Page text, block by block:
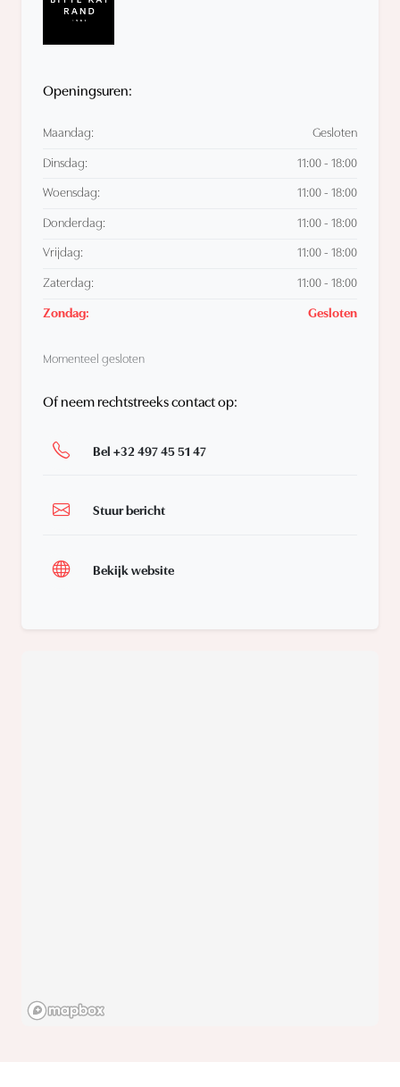
Openingsuren:
Maandag: Gesloten
Dinsdag: 11:00 - 18:00
Woensdag: 11:00 - 18:00
Donderdag: 11:00 - 18:00
Vrijdag: 11:00 - 18:00
Zaterdag: 11:00 - 18:00
Zondag: Gesloten
Momenteel gesloten
Of neem rechtstreeks contact op:
Bel +32 497 45 51 47
Stuur bericht
Bekijk website